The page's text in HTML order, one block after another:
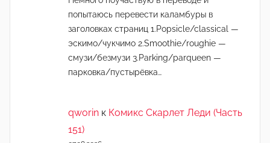
попытаюсь перевести каламбуры в
заголовках страниц 1.Popsicle/classical —
эскимо/чукчимо 2.Smoothie/roughie —
смузи/безмузи 3.Parking/parqueen —
парковка/пустырёвка…
qworin к Комикс Скарлет Леди (Часть
151)